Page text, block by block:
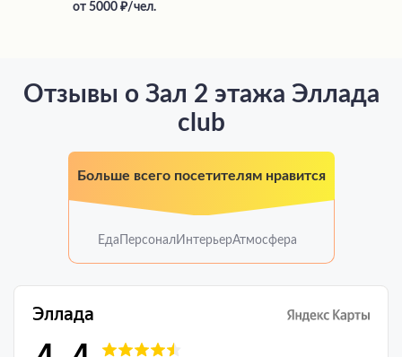
от 5000 /чел.
Отзывы о Зал 2 этажа Эллада
club
Больше всего посетителям нравится
Еда ПерсоналИнтерьерАтмосфера